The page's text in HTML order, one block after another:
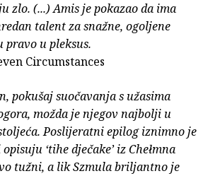
zlo. (...) Amis je pokazao da ima
talent za snažne, ogoljene
pravo u pleksus.
Circumstances
pokušaj suočavanja s užasima
možda je njegov najbolji u
Poslijeratni epilog iznimno je
‘tihe dječake’ iz Chełmna
tužni, a lik Szmula briljantno je